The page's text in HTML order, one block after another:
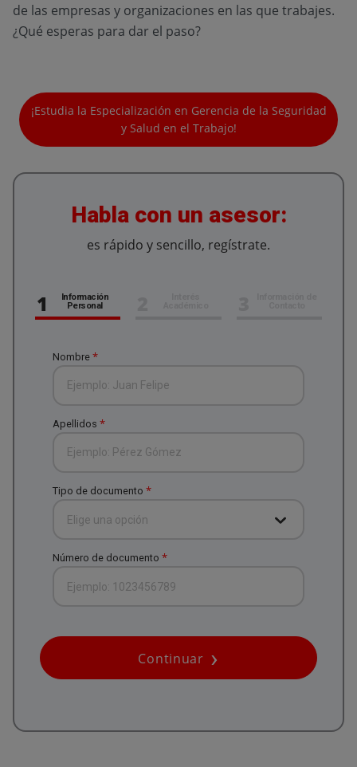
de las empresas y organizaciones en las que trabajes.
¿Qué esperas para dar el paso?
¡Estudia la Especialización en Gerencia de la Seguridad
y Salud en el Trabajo!
Habla con un asesor:
es rápido y sencillo, regístrate.
1
Información
Personal
Nombre *
Apellidos *
Tipo de documento *
Elige una opción
Número de documento *
Continuar